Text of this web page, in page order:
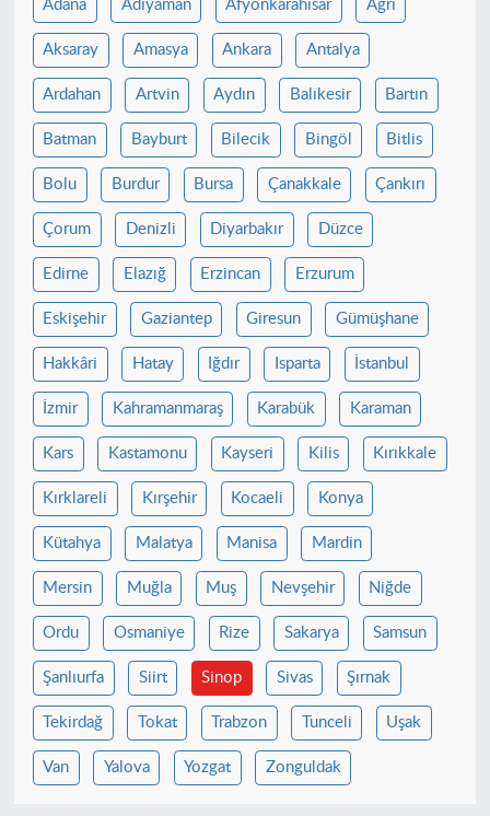
Adana Adıyaman Afyonkarahisar Ağrı
Aksaray Amasya Ankara Antalya
Ardahan Artvin Aydın Balıkesir Bartın
Batman Bayburt Bilecik Bingöl Bitlis
Bolu Burdur Bursa Çanakkale Çankırı
Çorum Denizli Diyarbakır Düzce
Edirne Elazığ Erzincan Erzurum
Eskişehir Gaziantep Giresun Gümüşhane
Hakkâri Hatay Iğdır Isparta İstanbul
İzmir Kahramanmaraş Karabük Karaman
Kars Kastamonu Kayseri Kilis Kırıkkale
Kırklareli Kırşehir Kocaeli Konya
Kütahya Malatya Manisa Mardin
Mersin Muğla Muş Nevşehir Niğde
Ordu Osmaniye Rize Sakarya Samsun
Şanlıurfa Siirt Sinop Sivas Şırnak
Tekirdağ Tokat Trabzon Tunceli Uşak
Van Yalova Yozgat Zonguldak